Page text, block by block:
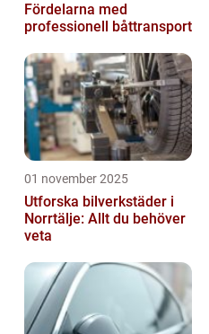
Fördelarna med
professionell båttransport
01 november 2025
Utforska bilverkstäder i
Norrtälje: Allt du behöver
veta